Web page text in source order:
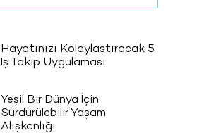
Hayatınızı Kolaylaştıracak 5
İş Takip Uygulaması
Yeşil Bir Dünya İçin
Sürdürülebilir Yaşam
Alışkanlığı